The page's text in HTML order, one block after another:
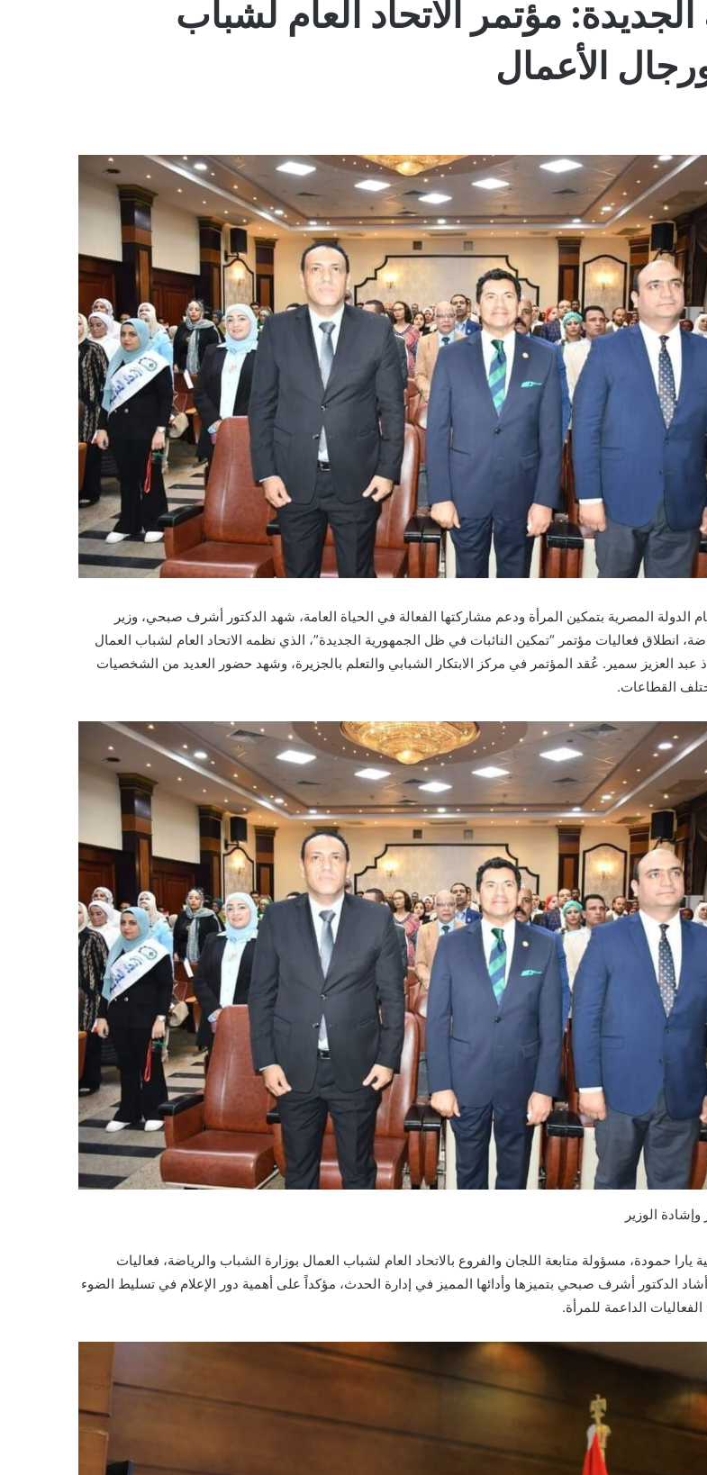
مؤتمر الاتحاد العام لشباب
الأعمال
الدولة المصرية بتمكين المرأة ودعم مشاركتها الفعالة في الحياة العامة، شهد الدكتور أشرف صبحي، وزير
انطلاق فعاليات مؤتمر “تمكين النائبات في ظل الجمهورية الجديدة”، الذي نظمه الاتحاد العام لشباب العمال
عبد العزيز سمير. عُقد المؤتمر في مركز الابتكار الشبابي والتعلم بالجزيرة، وشهد حضور العديد من الشخصيات
القطاعات.
الوزير
يارا حمودة، مسؤولة متابعة اللجان والفروع بالاتحاد العام لشباب العمال بوزارة الشباب والرياضة، فعاليات
الدكتور أشرف صبحي بتميزها وأدائها المميز في إدارة الحدث، مؤكداً على أهمية دور الإعلام في تسليط الضوء
الداعمة للمرأة.